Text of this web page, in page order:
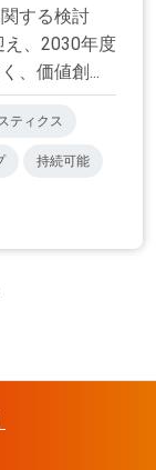
する検討
え、2030年度
、価値創...
ティクス
持続可能